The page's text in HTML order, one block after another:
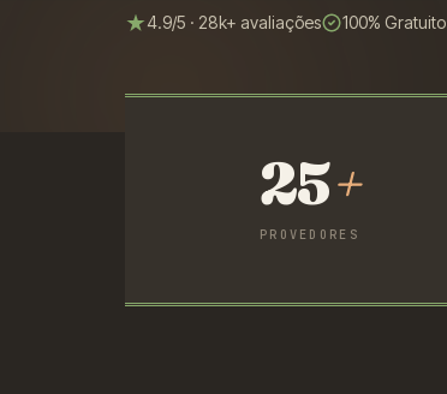
4.9/5 · 28k+ avaliações 100% Gratuito
25+
PROVEDORES